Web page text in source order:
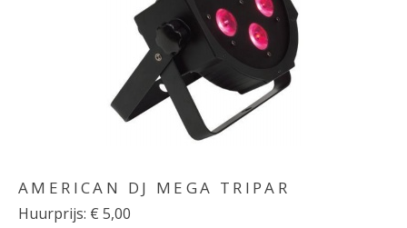
AMERICAN DJ MEGA TRIPAR
Huurprijs: € 5,00